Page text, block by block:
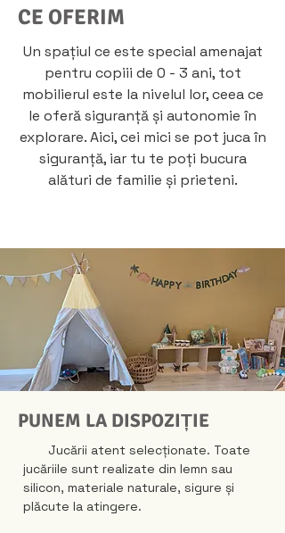
CE OFERIM
Un spațiul ce este special amenajat
pentru copiii de 0 - 3 ani, tot
mobilierul este la nivelul lor, ceea ce
le oferă siguranță și autonomie în
explorare. Aici, cei mici se pot juca în
siguranță, iar tu te poți bucura
alături de familie și prieteni.
PUNEM LA DISPOZIȚIE
Jucării atent selecționate. Toate
jucăriile sunt realizate din lemn sau
silicon, materiale naturale, sigure și
plăcute la atingere.